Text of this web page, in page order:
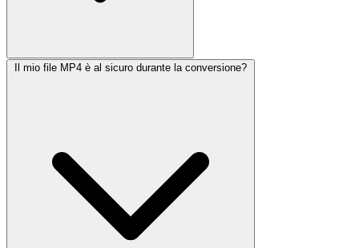
Il mio file MP4 è al sicuro durante la conversione?